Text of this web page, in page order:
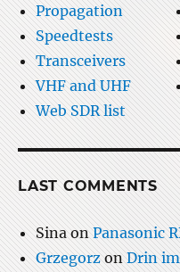
Propagation
Speedtests
Transceivers
VHF and UHF
Web SDR list
LAST COMMENTS
Sina onPanasonic
GrzegorzonDrin